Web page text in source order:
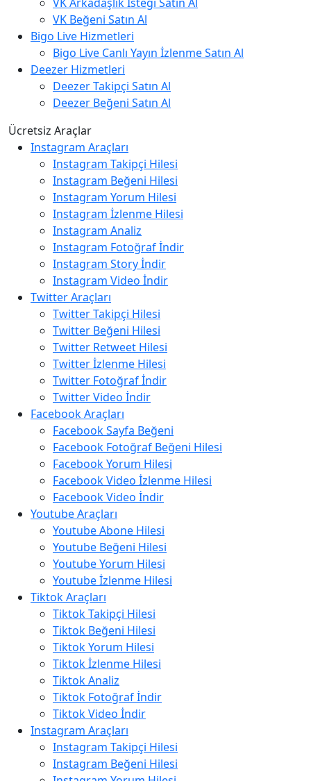
VK Beğeni Satın Al
Bigo Live Hizmetleri
Bigo Live Canlı Yayın İzlenme Satın Al
Deezer Hizmetleri
Deezer Takipçi Satın Al
Deezer Beğeni Satın Al
Ücretsiz Araçlar
Instagram Araçları
Instagram Takipçi Hilesi
Instagram Beğeni Hilesi
Instagram Yorum Hilesi
Instagram İzlenme Hilesi
Instagram Analiz
Instagram Fotoğraf İndir
Instagram Story İndir
Instagram Video İndir
Twitter Araçları
Twitter Takipçi Hilesi
Twitter Beğeni Hilesi
Twitter Retweet Hilesi
Twitter İzlenme Hilesi
Twitter Fotoğraf İndir
Twitter Video İndir
Facebook Araçları
Facebook Sayfa Beğeni
Facebook Fotoğraf Beğeni Hilesi
Facebook Yorum Hilesi
Facebook Video İzlenme Hilesi
Facebook Video İndir
Youtube Araçları
Youtube Abone Hilesi
Youtube Beğeni Hilesi
Youtube Yorum Hilesi
Youtube İzlenme Hilesi
Tiktok Araçları
Tiktok Takipçi Hilesi
Tiktok Beğeni Hilesi
Tiktok Yorum Hilesi
Tiktok İzlenme Hilesi
Tiktok Analiz
Tiktok Fotoğraf İndir
Tiktok Video İndir
Instagram Araçları
Instagram Takipçi Hilesi
Instagram Beğeni Hilesi